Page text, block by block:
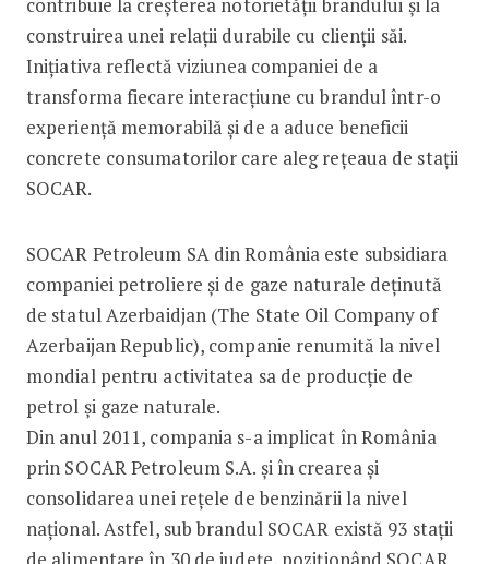
construirea unei relații durabile cu clienții săi.
Inițiativa reflectă viziunea companiei de a
transforma fiecare interacțiune cu brandul într-o
experiență memorabilă și de a aduce beneficii
concrete consumatorilor care aleg rețeaua de stații
SOCAR.
SOCAR Petroleum SA din România este subsidiara
companiei petroliere şi de gaze naturale deţinută
de statul Azerbaidjan (The State Oil Company of
Azerbaijan Republic), companie renumită la nivel
mondial pentru activitatea sa de producţie de
petrol şi gaze naturale.
Din anul 2011, compania s-a implicat în România
prin SOCAR Petroleum S.A. şi în crearea şi
consolidarea unei reţele de benzinării la nivel
naţional. Astfel, sub brandul SOCAR există 93 stații
de alimentare în 30 de județe, poziționând SOCAR